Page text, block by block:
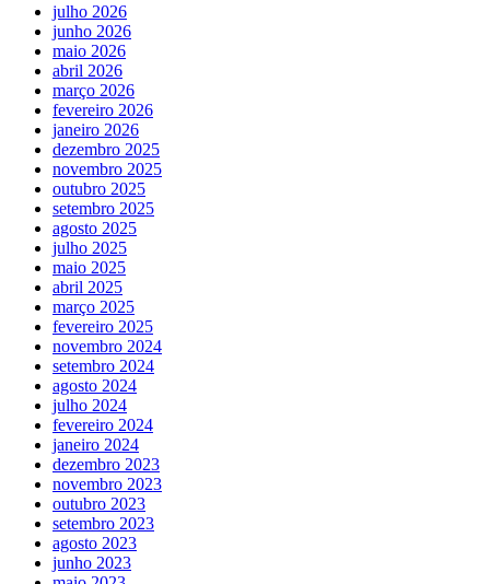
julho 2026
junho 2026
maio 2026
abril 2026
março 2026
fevereiro 2026
janeiro 2026
dezembro 2025
novembro 2025
outubro 2025
setembro 2025
agosto 2025
julho 2025
maio 2025
abril 2025
março 2025
fevereiro 2025
novembro 2024
setembro 2024
agosto 2024
julho 2024
fevereiro 2024
janeiro 2024
dezembro 2023
novembro 2023
outubro 2023
setembro 2023
agosto 2023
junho 2023